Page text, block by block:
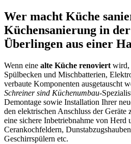
Wer macht Küche
Küchensanierung in
Überlingen aus einer
Wenn eine alte Küche renoviert wird,
Spülbecken und Mischbatterien,
verbaute Komponenten ausgetauscht
Schreiner sind Küchenumbau-
Demontage sowie Installation Ihrer
den elektrischen Anschluss der
eine sichere Inbetriebnahme von Herd
Cerankochfeldern,
Geschirrspülern etc.